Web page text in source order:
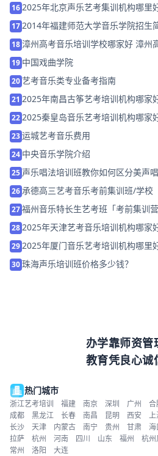
16 2025年北京声乐艺考集训机构哪里
17 2014年福建师范大学音乐学院招生
18 漳州高考音乐培训学校哪家好 漳州
试听」
19 中国戏曲学院
20艺考音乐类专业备考指南
21 2025年南昌古筝艺考培训机构哪家
22 2025秦皇岛音乐艺考培训机构哪家
23运城艺考音乐费用
24 中央音乐学院介绍
25 声乐唱法培训班教你如何区分美声
26 承德高三艺考音乐考前集训班/学校
27福州音乐特长生艺考班「考前集训营
28 2025年天津艺考音乐培训机构哪家
29 2025年厦门音乐艺考培训机构哪里
30珠海声乐培训班价格多少钱？
办学靠师资管
教育凭良心诚
热门城市
浙江艺考培训 福建 南京 深圳 广州 合
成都
黑龙江 长春 南昌 昆明 西安 上
长沙
天津 内蒙古 南宁 贵州 甘肃 海
拉萨
杭州 河南 四川 山东 福州 杭州
常州
洛阳 大连